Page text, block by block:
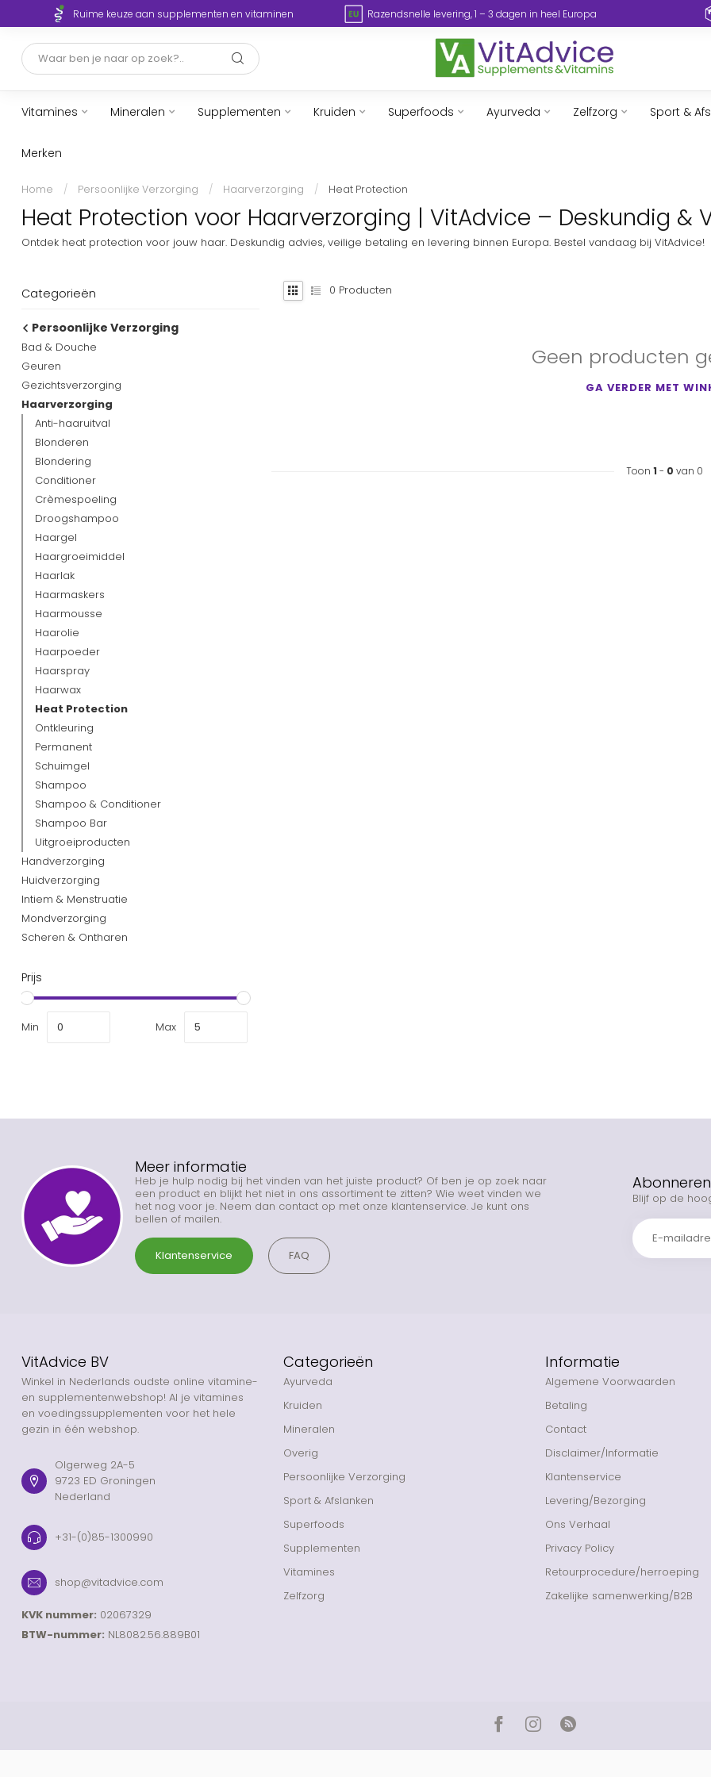
Ruime keuze aan supplementen en vitaminen Razendsnelle levering, 1 – 3 dagen in heel Europa
Vitamines Mineralen Supplementen Kruiden Superfoods Ayurveda Zelfzorg Sport &
Merken
Home / Persoonlijke Verzorging / Haarverzorging / Heat Protection
Heat Protection voor Haarverzorging | VitAdvice – Deskundig &
Ontdek heat protection voor jouw haar. Deskundig advies, veilige betaling en levering binnen Europa. Bestel vandaag bij VitAdvice!
Categorieën
Persoonlijke Verzorging
Bad & Douche
Geuren
Gezichtsverzorging
Haarverzorging
Anti-haaruitval
Blonderen
Blondering
Conditioner
Crèmespoeling
Droogshampoo
Haargel
Haargroeimiddel
Haarlak
Haarmaskers
Haarmousse
Haarolie
Haarpoeder
Haarspray
Haarwax
Heat Protection
Ontkleuring
Permanent
Schuimgel
Shampoo
Shampoo & Conditioner
Shampoo Bar
Uitgroeiproducten
Handverzorging
Huidverzorging
Intiem & Menstruatie
Mondverzorging
Scheren & Ontharen
Prijs
Min Max
0 Producten
Geen producten
GA VERDER MET
Toon 1 - 0 van 0
Meer informatie
Heb je hulp nodig bij het vinden van het juiste product? Of ben je op zoek naar
een product en blijkt het niet in ons assortiment te zitten? Wie weet vinden we
het nog voor je. Neem dan contact op met onze klantenservice. Je kunt ons
bellen of mailen.
Klantenservice FAQ
Blijf op de
VitAdvice BV
Winkel in Nederlands oudste online vitamine-
en supplementenwebshop! Al je vitamines
en voedingssupplementen voor het hele
gezin in één webshop.
Olgerweg 2A-5
9723 ED Groningen
Nederland
+31-(0)85-1300990
shop@vitadvice.com
KVK nummer: 02067329
BTW-nummer: NL8082.56.889B01
Categorieën
Ayurveda
Kruiden
Mineralen
Overig
Persoonlijke Verzorging
Sport & Afslanken
Superfoods
Supplementen
Vitamines
Zelfzorg
Informatie
Algemene Voorwaarden
Betaling
Contact
Disclaimer/Informatie
Klantenservice
Levering/Bezorging
Ons Verhaal
Privacy Policy
Retourprocedure/herroeping
Zakelijke samenwerking/B2B